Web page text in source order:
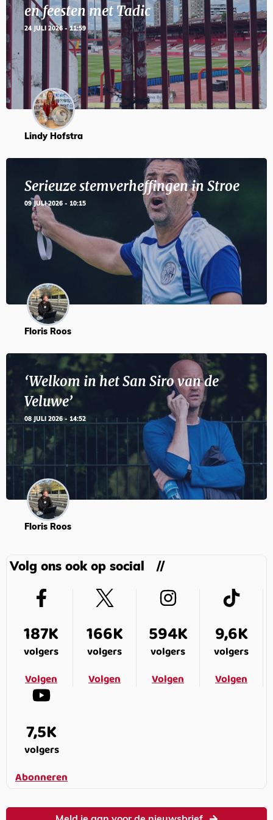
en feesten met Tadic
24 JULI 2026 - 11:59
Lindy Hofstra
Serieuze stemverheffingen in Stroe
09 JULI 2026 - 10:15
Floris Roos
‘Welkom in het San Siro van de
Veluwe’
08 JULI 2026 - 14:52
Floris Roos
Volg ons ook op social
187K
volgers
Volgen
166K
volgers
Volgen
594K
volgers
Volgen
9,6K
volgers
Volgen
7,5K
volgers
Abonneren